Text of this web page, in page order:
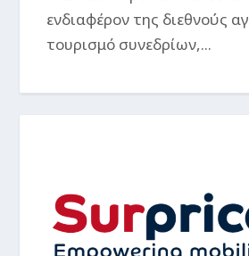
ενδιαφέρον της διεθνούς
τουρισμό συνεδρίων,...